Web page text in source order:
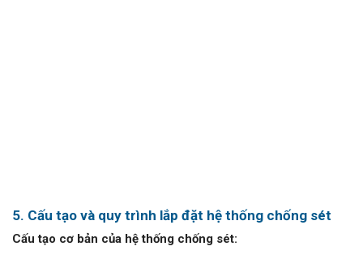
5. Cấu tạo và quy trình lắp đặt hệ thống chống sét
Cấu tạo cơ bản của hệ thống chống sét: